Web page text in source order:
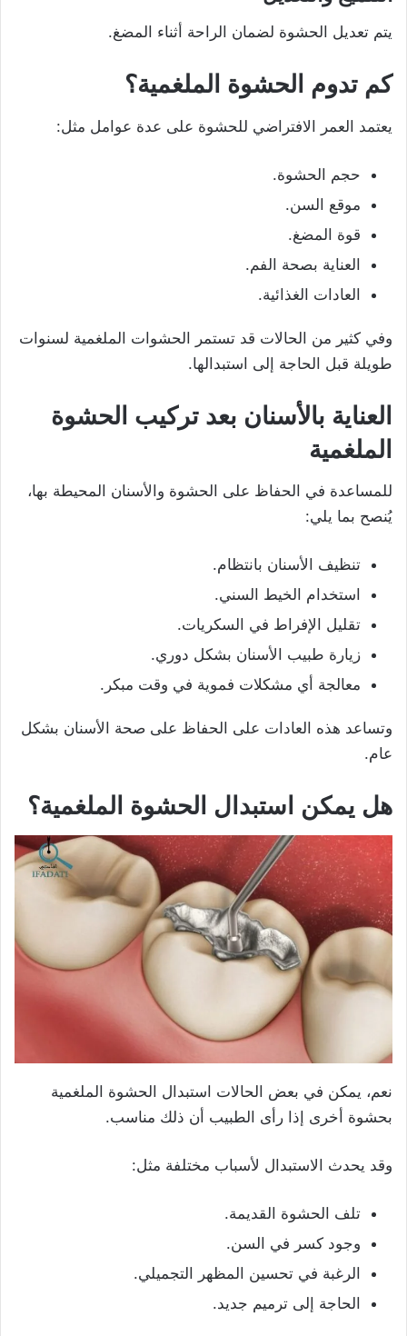
يتم تعديل الحشوة لضمان الراحة أثناء المضغ.
كم تدوم الحشوة الملغمية؟
يعتمد العمر الافتراضي للحشوة على عدة عوامل مثل:
حجم الحشوة.
موقع السن.
قوة المضغ.
العناية بصحة الفم.
العادات الغذائية.
وفي كثير من الحالات قد تستمر الحشوات الملغمية لسنوات
طويلة قبل الحاجة إلى استبدالها.
العناية بالأسنان بعد تركيب الحشوة
الملغمية
للمساعدة في الحفاظ على الحشوة والأسنان المحيطة بها،
يُنصح بما يلي:
تنظيف الأسنان بانتظام.
استخدام الخيط السني.
تقليل الإفراط في السكريات.
زيارة طبيب الأسنان بشكل دوري.
معالجة أي مشكلات فموية في وقت مبكر.
وتساعد هذه العادات على الحفاظ على صحة الأسنان بشكل
عام.
هل يمكن استبدال الحشوة الملغمية؟
نعم، يمكن في بعض الحالات استبدال الحشوة الملغمية
بحشوة أخرى إذا رأى الطبيب أن ذلك مناسب.
وقد يحدث الاستبدال لأسباب مختلفة مثل:
تلف الحشوة القديمة.
وجود كسر في السن.
الرغبة في تحسين المظهر التجميلي.
الحاجة إلى ترميم جديد.